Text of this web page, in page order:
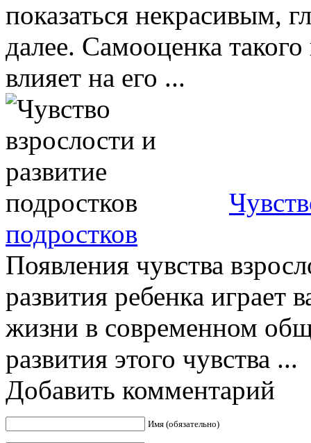
показаться некрасивым,
далее. Самооценка
влияет на его ...
подростков
Появления чувства
развития ребенка играет
жизни в современном
развития этого чувства ...
Добавить комментарий
Имя (обязательно)